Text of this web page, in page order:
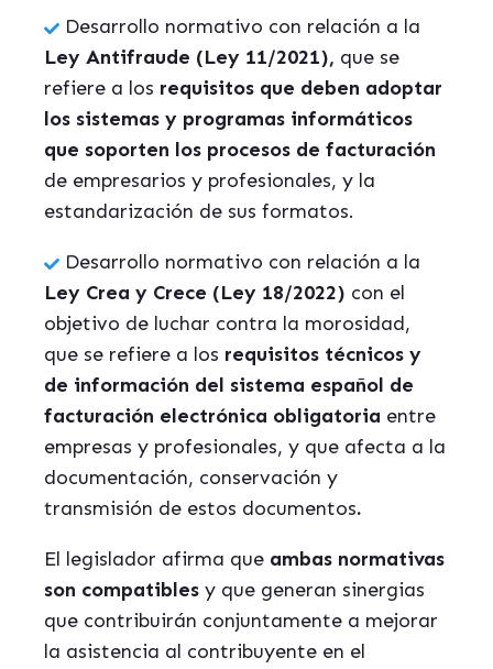
Desarrollo normativo con relación a la
Ley Antifraude (Ley 11/2021), que se
refiere a los requisitos que deben adoptar
los sistemas y programas informáticos
que soporten los procesos de facturación
de empresarios y profesionales, y la
estandarización de sus formatos.
Desarrollo normativo con relación a la
Ley Crea y Crece (Ley 18/2022) con el
objetivo de luchar contra la morosidad,
que se refiere a los requisitos técnicos y
de información del sistema español de
facturación electrónica obligatoria entre
empresas y profesionales, y que afecta a la
documentación, conservación y
transmisión de estos documentos.
El legislador afirma que ambas normativas
son compatibles y que generan sinergias
que contribuirán conjuntamente a mejorar
la asistencia al contribuyente en el